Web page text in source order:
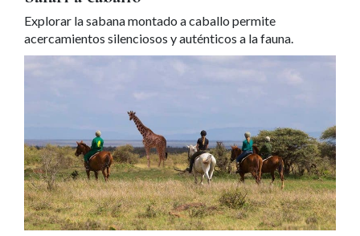
Explorar la sabana montado a caballo permite
acercamientos silenciosos y auténticos a la fauna.